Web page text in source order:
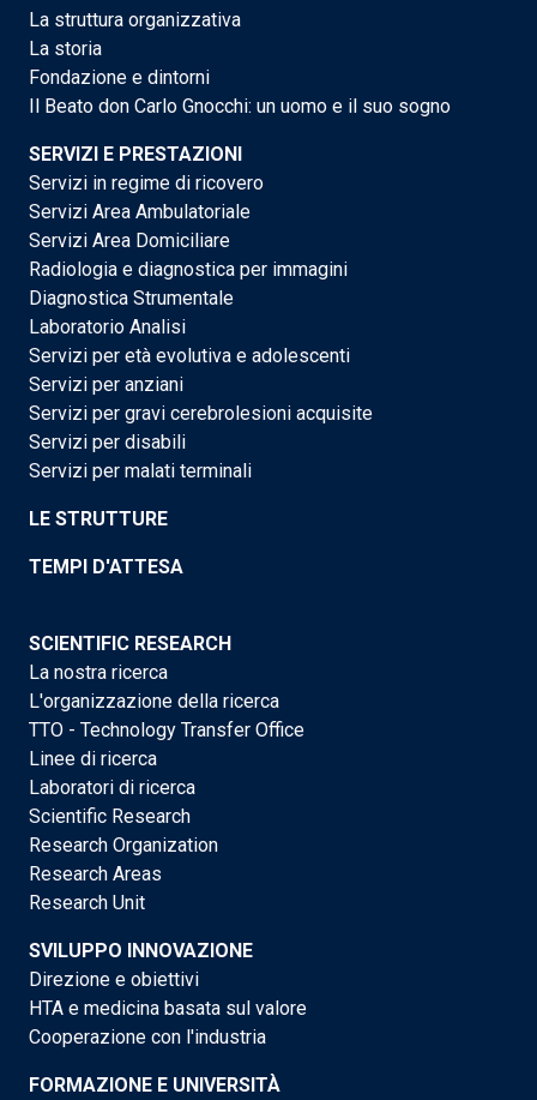
La struttura organizzativa
La storia
Fondazione e dintorni
Il Beato don Carlo Gnocchi: un uomo e il suo sogno
SERVIZI E PRESTAZIONI
Servizi in regime di ricovero
Servizi Area Ambulatoriale
Servizi Area Domiciliare
Radiologia e diagnostica per immagini
Diagnostica Strumentale
Laboratorio Analisi
Servizi per età evolutiva e adolescenti
Servizi per anziani
Servizi per gravi cerebrolesioni acquisite
Servizi per disabili
Servizi per malati terminali
LE STRUTTURE
TEMPI D'ATTESA
SCIENTIFIC RESEARCH
La nostra ricerca
L'organizzazione della ricerca
TTO - Technology Transfer Office
Linee di ricerca
Laboratori di ricerca
Scientific Research
Research Organization
Research Areas
Research Unit
SVILUPPO INNOVAZIONE
Direzione e obiettivi
HTA e medicina basata sul valore
Cooperazione con l'industria
FORMAZIONE E UNIVERSITÀ